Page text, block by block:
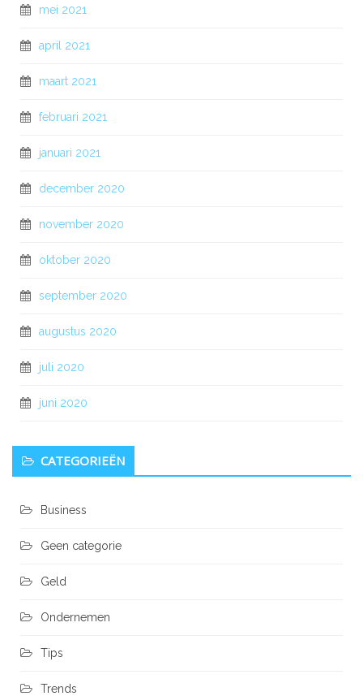
mei 2021
april 2021
maart 2021
februari 2021
januari 2021
december 2020
november 2020
oktober 2020
september 2020
augustus 2020
juli 2020
juni 2020
CATEGORIEËN
Business
Geen categorie
Geld
Ondernemen
Tips
Trends